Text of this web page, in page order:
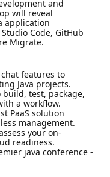
and
will reveal
application
Code, GitHub
Migrate.
features to
Java projects.
build, test, package,
a workflow.
PaaS solution
management.
your on-
readiness.
java conference -